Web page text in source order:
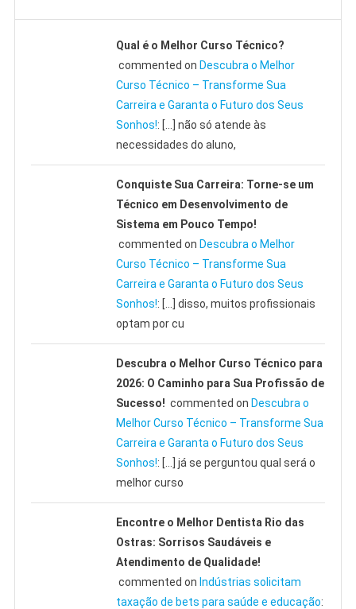
Qual é o Melhor Curso Técnico?
commented on Descubra o Melhor
Curso Técnico – Transforme Sua
Carreira e Garanta o Futuro dos Seus
Sonhos!: […] não só atende às
necessidades do aluno,
Conquiste Sua Carreira: Torne-se um
Técnico em Desenvolvimento de
Sistema em Pouco Tempo!
commented on Descubra o Melhor
Curso Técnico – Transforme Sua
Carreira e Garanta o Futuro dos Seus
Sonhos!: […] disso, muitos profissionais
optam por cu
Descubra o Melhor Curso Técnico para
2026: O Caminho para Sua Profissão de
Sucesso! commented on Descubra o
Melhor Curso Técnico – Transforme Sua
Carreira e Garanta o Futuro dos Seus
Sonhos!: […] já se perguntou qual será o
melhor curso
Encontre o Melhor Dentista Rio das
Ostras: Sorrisos Saudáveis e
Atendimento de Qualidade!
commented on Indústrias solicitam
taxação de bets para saúde e educação: